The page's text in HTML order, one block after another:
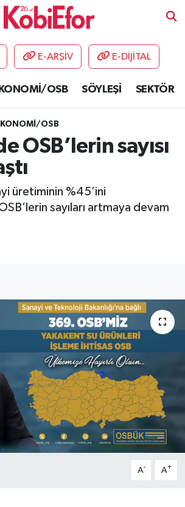
E-ARŞİV E-DİJİTAL
OSB SÖYLEŞİ SEKTÖR
OSB
OSB’lerin sayısı
üretiminin %45’ini
sayıları artmaya devam
A- A+